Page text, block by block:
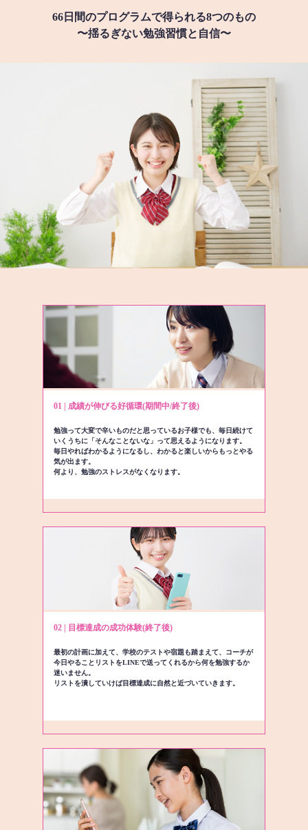
66日間のプログラムで得られる8つのもの
〜揺るぎない勉強習慣と自信〜
01 | 成績が伸びる好循環(期間中/終了後)
勉強って大変で辛いものだと思っているお子様でも、毎日続けて
いくうちに「そんなことないな」って思えるようになります。
毎日やればわかるようになるし、わかると楽しいからもっとやる
気が出ます。
何より、勉強のストレスがなくなります。
02 | 目標達成の成功体験(終了後)
最初の計画に加えて、学校のテストや宿題も踏まえて、コーチが
今日やることリストをLINEで送ってくれるから何を勉強するか
迷いません。
リストを潰していけば目標達成に自然と近づいていきます。